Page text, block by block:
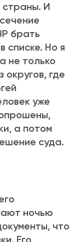
страны. И
брать
списке. Но я
не только
где
уже
а потом
суда.
ночью
что
Его